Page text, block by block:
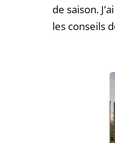
de saison.
les conseils